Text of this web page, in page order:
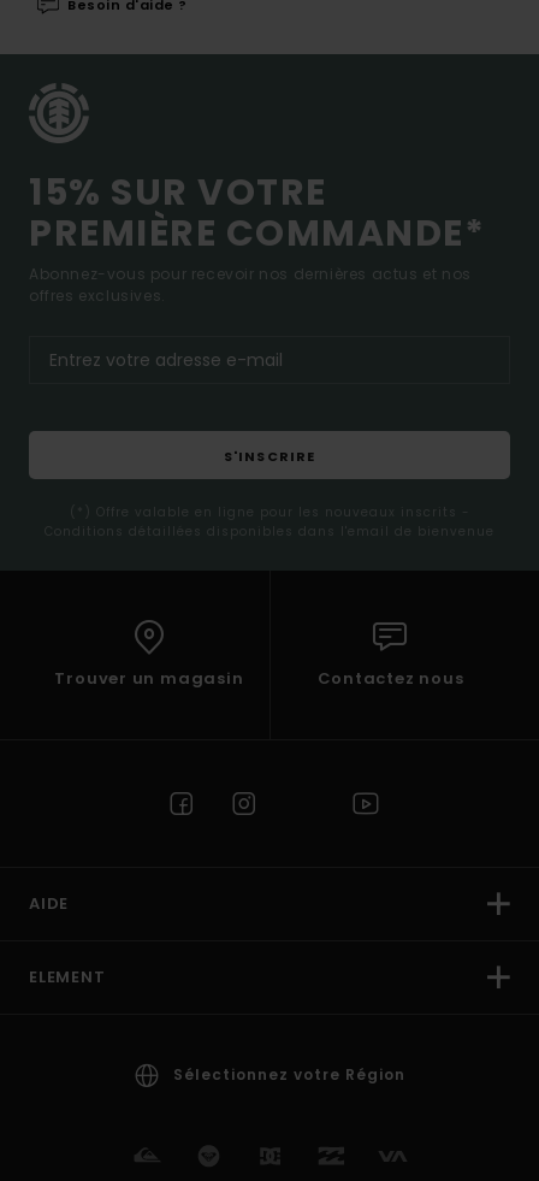
Besoin d'aide ?
15% SUR VOTRE
PREMIÈRE COMMANDE*
Abonnez-vous pour recevoir nos dernières actus et nos
offres exclusives.
S'INSCRIRE
(*) Offre valable en ligne pour les nouveaux inscrits -
Conditions détaillées disponibles dans l'email de bienvenue
Trouver un magasin Contactez nous
AIDE
ELEMENT
Sélectionnez votre Région